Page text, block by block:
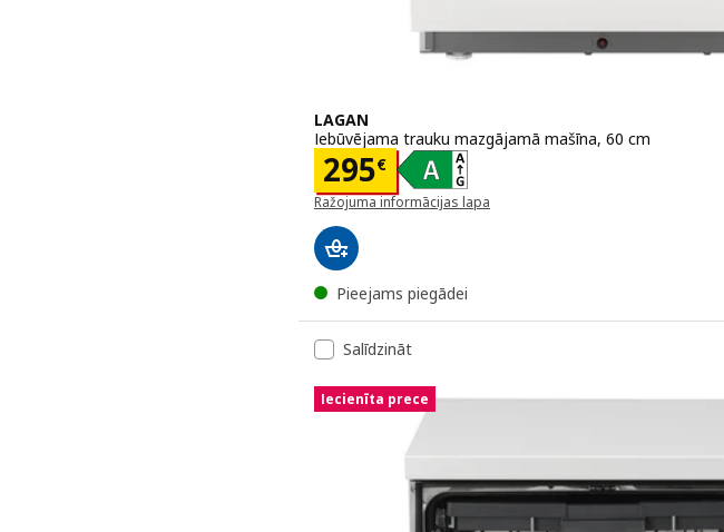
LAGAN
Iebūvējama trauku mazgājamā mašīna, 60 cm
295€
Cena 295€
Ražojuma informācijas lapa
Pieejams piegādei
Salīdzināt
Iecienīta prece